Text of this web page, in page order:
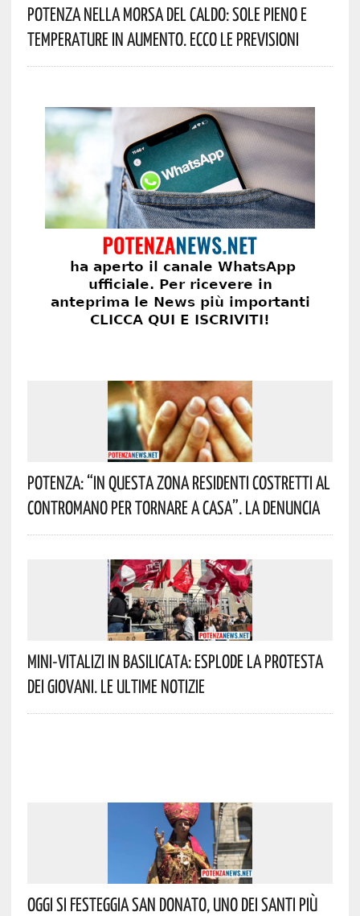
Potenza Nella Morsa Del Caldo: Sole Pieno E
Temperature In Aumento. Ecco Le Previsioni
Potenza: “In Questa Zona Residenti Costretti Al
Contromano Per Tornare A Casa”. La Denuncia
Mini-Vitalizi In Basilicata: Esplode La Protesta
Dei Giovani. Le Ultime Notizie
Oggi Si Festeggia San Donato, Uno Dei Santi Più